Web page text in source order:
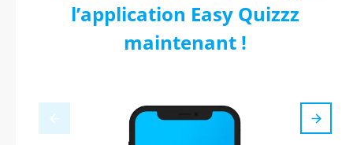
l’application Easy Quizzz
maintenant !